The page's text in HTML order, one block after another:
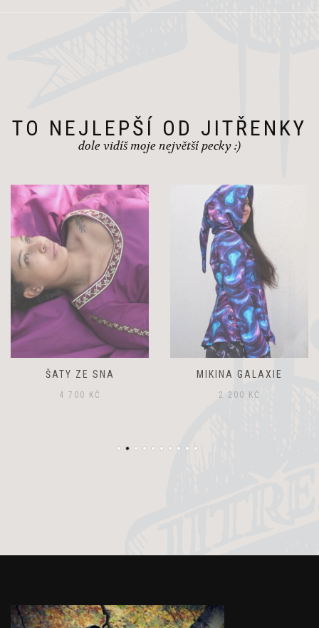
TO NEJLEPŠÍ OD JITŘENKY
dole vidíš moje největší pecky :)
ŠATY ZE SNA
4 700 KČ
MIKINA GALAXIE
2 200 KČ